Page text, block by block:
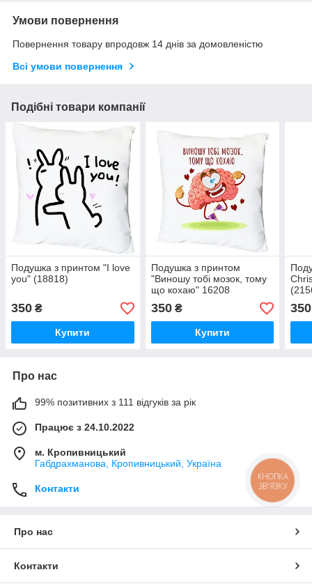
Умови повернення
Повернення товару впродовж 14 днів за домовленістю
Всі умови повернення
Подібні товари компанії
Подушка з принтом "I love
you" (18818)
350 ₴
Купити
Подушка з принтом
"Виношу тобі мозок, тому
що кохаю" 16208
350₴
Купити
350
Про нас
99% позитивних з 111 відгуків за рік
Працює з 24.10.2022
м. Кропивницький
Габдрахманова, Кропивницький, Україна
Контакти
Про нас
Контакти
КНОПКА
ЗВ'ЯЗКУ